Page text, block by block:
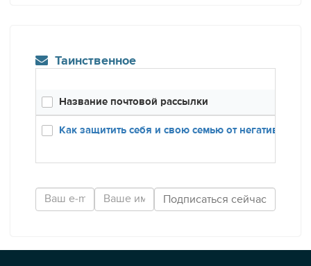
Таинственное
Название почтовой рассылки
Как защитить себя и свою семью от негатива